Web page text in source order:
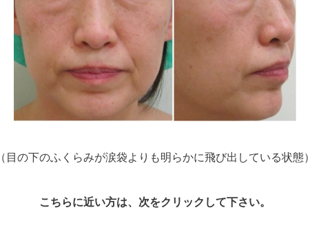
（目の下のふくらみが涙袋よりも明らかに飛び出している状態）
こちらに近い方は、次をクリックして下さい。